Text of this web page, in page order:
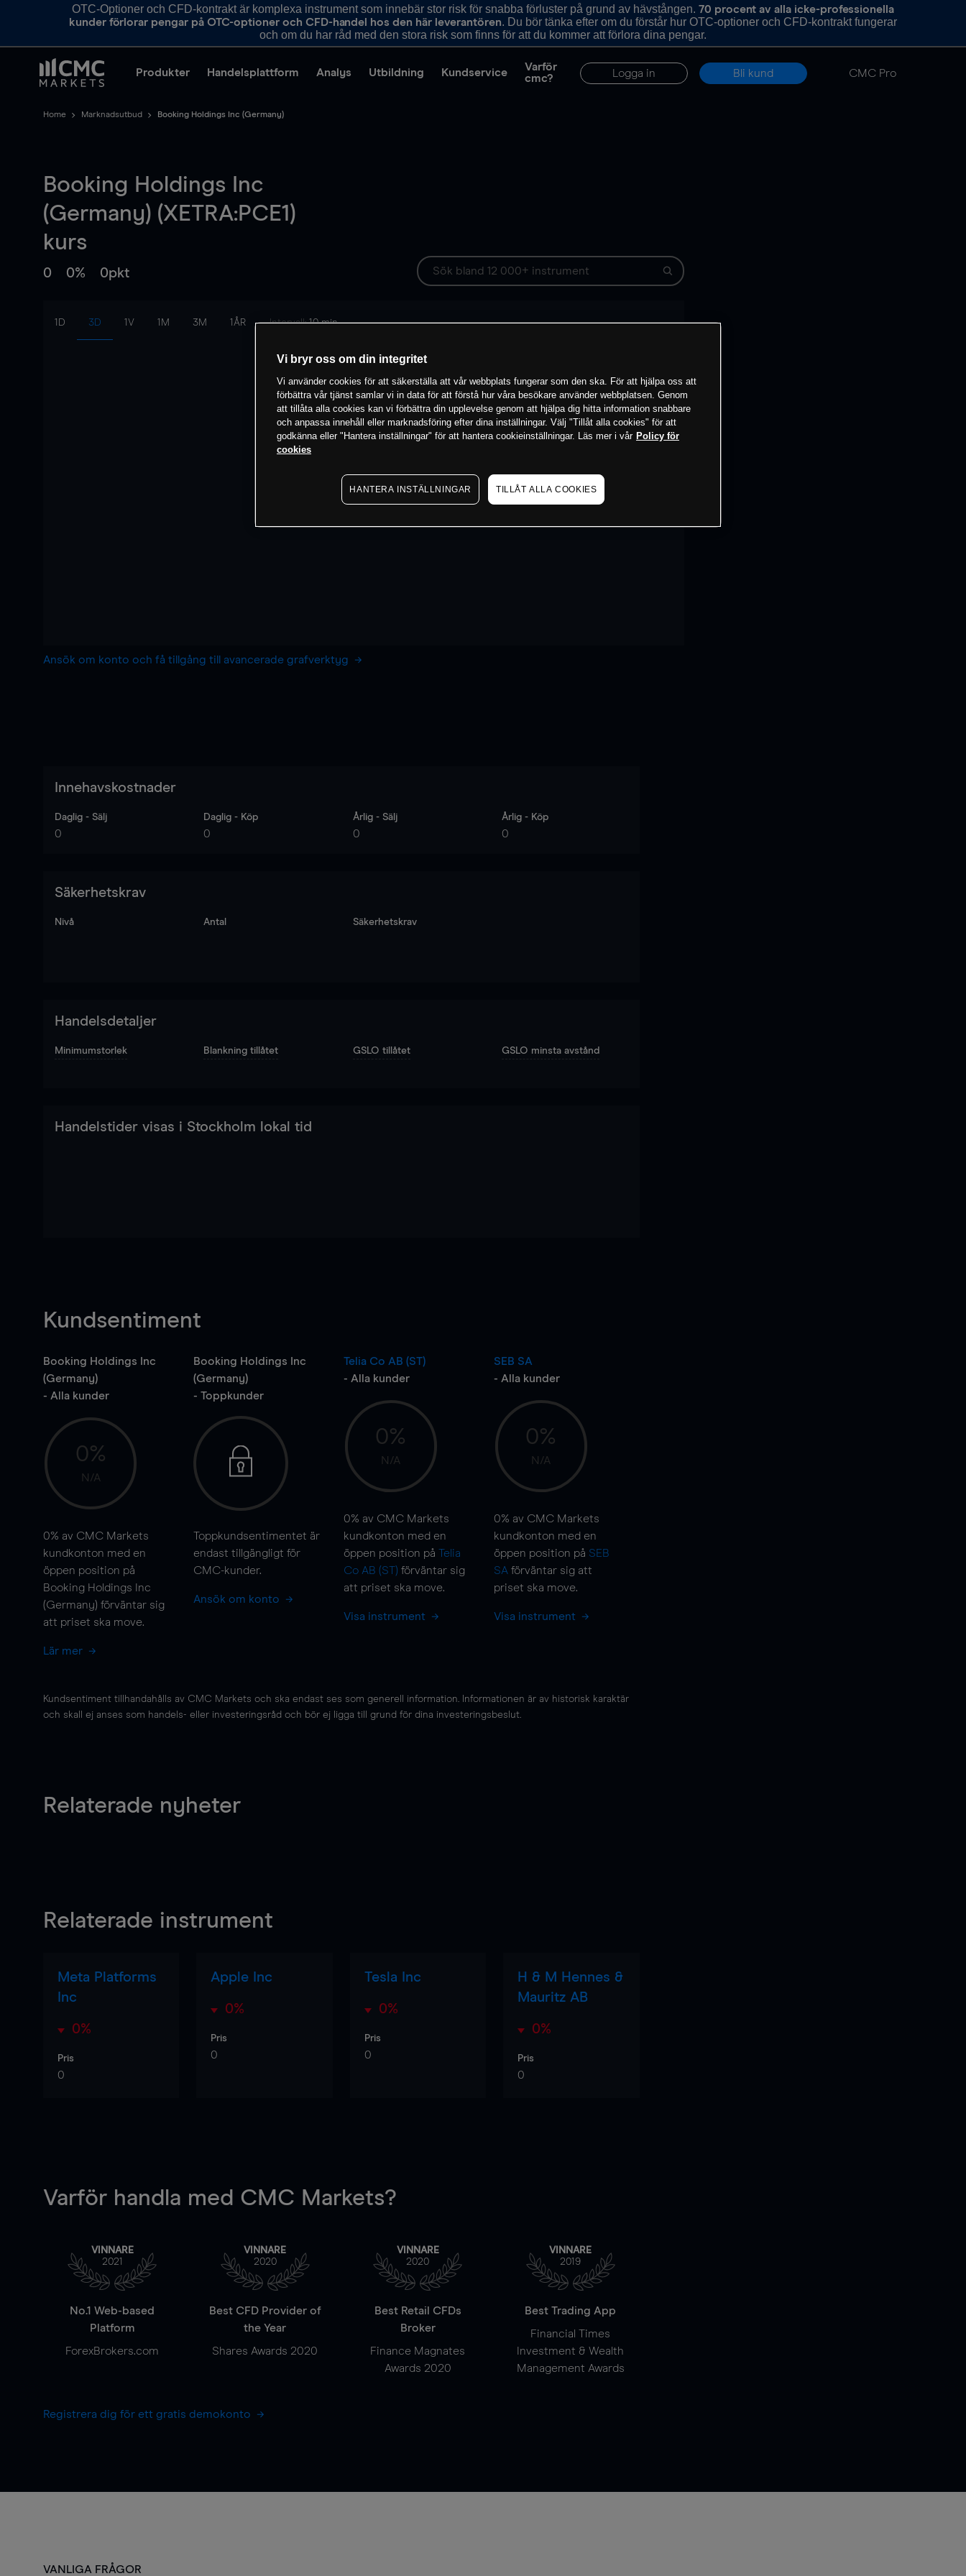
OTC-Optioner och CFD-kontrakt är komplexa instrument som innebär stor risk för snabba förluster på grund av hävstången. 70 procent av alla icke-professionella
kunder förlorar pengar på OTC-optioner och CFD-handel hos den här leverantören. Du bör tänka efter om du förstår hur OTC-optioner och CFD-kontrakt fungerar
och om du har råd med den stora risk som finns för att du kommer att förlora dina pengar.
Produkter Handelsplattform Analys Utbildning Kundservice
Varför
cmc?
Logga in Bli kund CMC Pro
Home Marknadsutbud Booking Holdings Inc (Germany)
Booking Holdings Inc
(Germany) (XETRA:PCE1)
kurs
0 0% 0pkt
1D 3D 1V 1M 3M 1ÅR Intervall:10 min
Ansök om konto och få tillgång till avancerade grafverktyg
Innehavskostnader
Daglig - Sälj
0
Daglig - Köp
0
Årlig - Sälj
0
Årlig - Köp
0
Säkerhetskrav
Nivå Antal Säkerhetskrav
Handelsdetaljer
Minimumstorlek Blankning tillåtet GSLO tillåtet GSLO minsta avstånd
Handelstider visas i Stockholm lokal tid
Kundsentiment
Booking Holdings Inc
(Germany)
- Alla kunder
0%
N/A
0% av CMC Markets
kundkonton med en
öppen position på
Booking Holdings Inc
(Germany) förväntar sig
att priset ska move.
Lär mer
Booking Holdings Inc
(Germany)
- Toppkunder
Toppkundsentimentet är
endast tillgängligt för
CMC-kunder.
Ansök om konto
Telia Co AB (ST)
- Alla kunder
0%
N/A
0% av CMC Markets
kundkonton med en
öppen position på Telia
Co AB (ST) förväntar sig
att priset ska move.
Visa instrument
SEB SA
- Alla kunder
0%
N/A
0% av CMC Markets
kundkonton med en
öppen position på SEB
SA förväntar sig att
priset ska move.
Visa instrument
Kundsentiment tillhandahålls av CMC Markets och ska endast ses som generell information. Informationen är av historisk karaktär
och skall ej anses som handels- eller investeringsråd och bör ej ligga till grund för dina investeringsbeslut.
Relaterade nyheter
Relaterade instrument
Meta Platforms
Inc
0%
Pris
0
Apple Inc
0%
Pris
0
Tesla Inc
0%
Pris
0
H & M Hennes &
Mauritz AB
0%
Pris
0
Varför handla med CMC Markets?
VINNARE
2021
No.1 Web-based
Platform
ForexBrokers.com
VINNARE
2020
Best CFD Provider of
the Year
Shares Awards 2020
VINNARE
2020
Best Retail CFDs
Broker
Finance Magnates
Awards 2020
VINNARE
2019
Best Trading App
Financial Times
Investment & Wealth
Management Awards
Registrera dig för ett gratis demokonto
VANLIGA FRÅGOR
Vi bryr oss om din integritet
Vi använder cookies för att säkerställa att vår webbplats fungerar som den ska. För att hjälpa oss att
förbättra vår tjänst samlar vi in data för att förstå hur våra besökare använder webbplatsen. Genom
att tillåta alla cookies kan vi förbättra din upplevelse genom att hjälpa dig hitta information snabbare
och anpassa innehåll eller marknadsföring efter dina inställningar. Välj "Tillåt alla cookies" för att
godkänna eller "Hantera inställningar" för att hantera cookieinställningar. Läs mer i vår Policy för
cookies
HANTERA INSTÄLLNINGAR TILLÅT ALLA COOKIES